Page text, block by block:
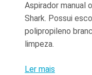
Aspirador manual
Shark. Possui
polipropileno
limpeza.
Ler mais